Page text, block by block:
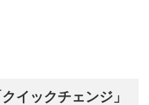
イックチェンジ」